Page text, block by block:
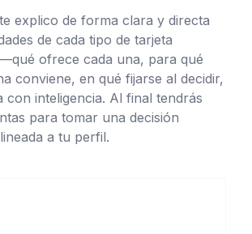
explico de forma clara y directa
de cada tipo de tarjeta
ofrece cada una, para qué
conviene, en qué fijarse al decidir,
con inteligencia. Al final tendrás
para tomar una decisión
a tu perfil.